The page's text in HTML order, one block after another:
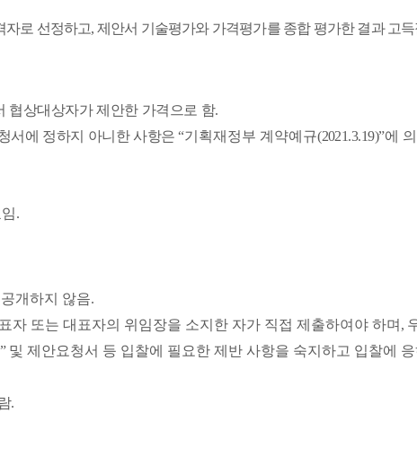
자로 선정하고, 제안서 기술평가와 가격평가를 종합 평가한 결과 고
협상대상자가 제안한 가격으로 함.
서에 정하지 아니한 사항은“기획재정부 계약예규(2021.3.19)”에
.
개하지 않음.
또는 대표자의 위임장을 소지한 자가 직접 제출하여야 하며 ,
” 및 제안요청서 등 입찰에 필요한 제반 사항을 숙지하고 입찰에
.